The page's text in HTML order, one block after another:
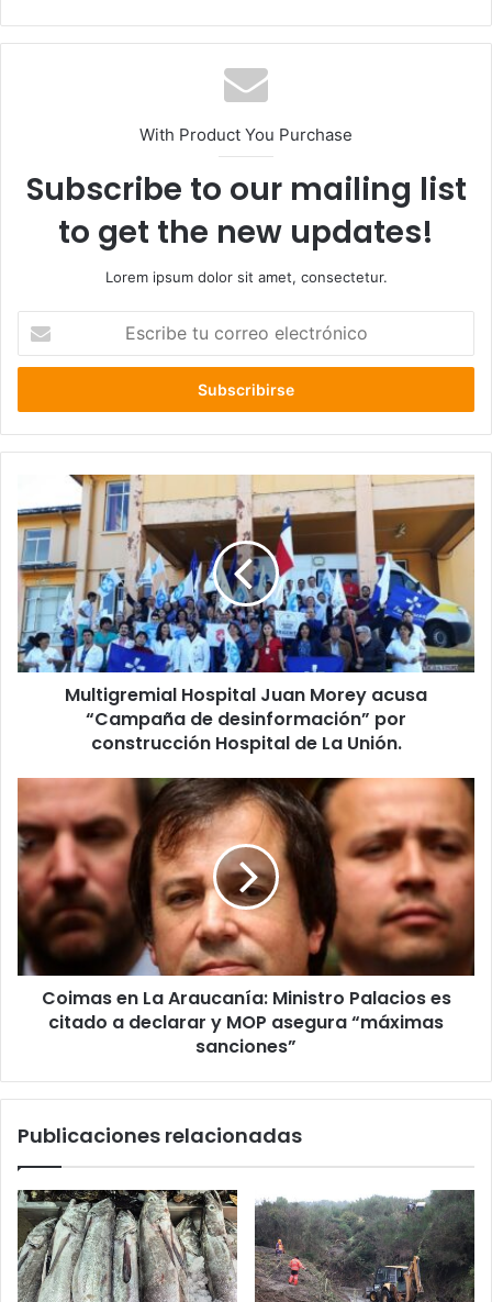
With Product You Purchase
Subscribe to our mailing list
to get the new updates!
Lorem ipsum dolor sit amet, consectetur.
correo
Multigremial
Hospital
Juan
Morey
acusa
“Campaña
de
desinformación”
por
construcción
Unión.
Multigremial Hospital Juan Morey acusa
“Campaña de desinformación” por
construcción Hospital de La Unión.
Coimas
en
La
Araucanía:
Ministro
Palacios
es
citado
a
declarar
“máximas
Coimas en La Araucanía: Ministro Palacios es
citado a declarar y MOP asegura “máximas
sanciones”
Publicaciones relacionadas